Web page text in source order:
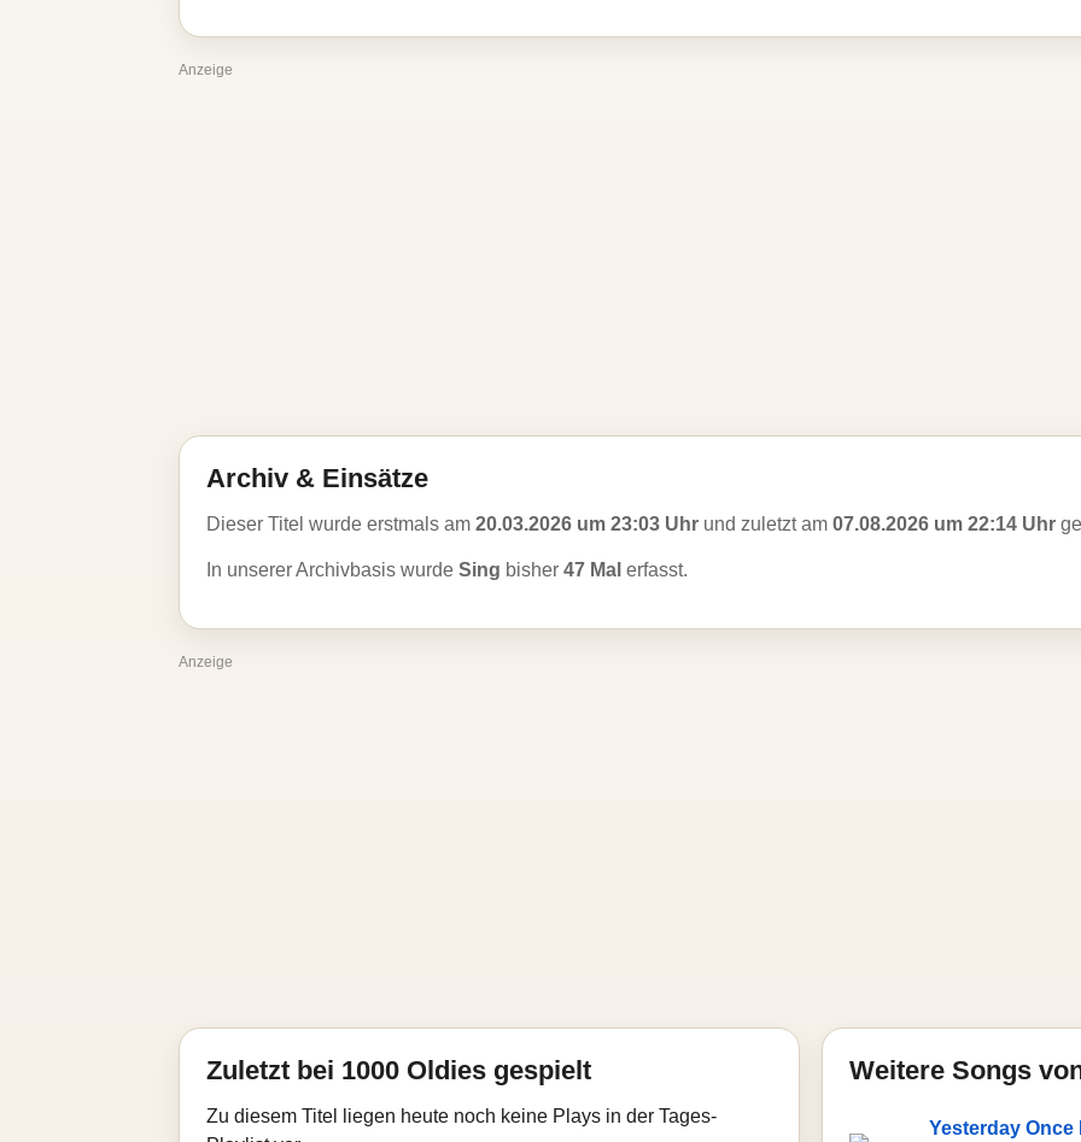
Anzeige
Archiv & Einsätze
Dieser Titel wurde erstmals am 20.03.2026 um 23:03 Uhr und zuletzt am 07.08.2026 um 22:14 Uhr
In unserer Archivbasis wurde Sing bisher 47 Mal erfasst.
Anzeige
Zuletzt bei 1000 Oldies gespielt
Zu diesem Titel liegen heute noch keine Plays in der Tages-
Weitere Songs
Yesterday Once